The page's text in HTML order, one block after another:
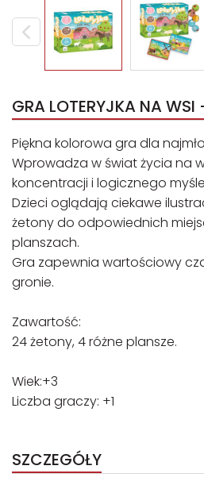
GRA LOTERYJKA NA WSI
Piękna kolorowa gra dla
Wprowadza w świat życia na
koncentracji i logicznego
Dzieci oglądają ciekawe
żetony do odpowiednich
planszach.
Gra zapewnia wartościowy
gronie.
Zawartość:
24 żetony, 4 różne plansze.
Wiek:+3
Liczba graczy: +1
SZCZEGÓŁY